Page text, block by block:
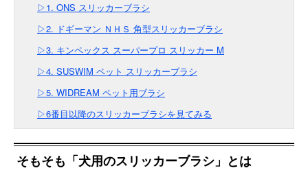
▷1. ONS スリッカーブラシ
▷2. ドギーマン ＮＨＳ 角型スリッカーブラシ
▷3. キンペックス スーパープロ スリッカー M
▷4. SUSWIM ペット スリッカーブラシ
▷5. WIDREAM ペット用ブラシ
▷6番目以降のスリッカーブラシを見てみる
そもそも「犬用のスリッカーブラシ」とは